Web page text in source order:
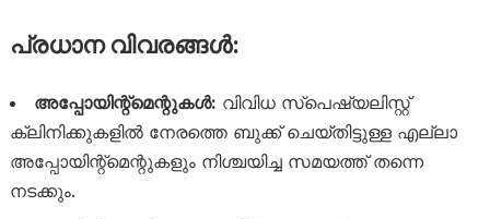
പ്രധാന വിവരങ്ങൾ:
അപ്പോയിന്റ്മെന്റുകൾ: വിവിധ സ്പെഷ്യലിസ്റ്റ്
ക്ലിനിക്കുകളിൽ നേരത്തെ ബുക്ക് ചെയ്തിട്ടുള്ള എല്ലാ
അപ്പോയിന്റ്മെന്റുകളും നിശ്ചയിച്ച സമയത്ത് തന്നെ
നടക്കും.